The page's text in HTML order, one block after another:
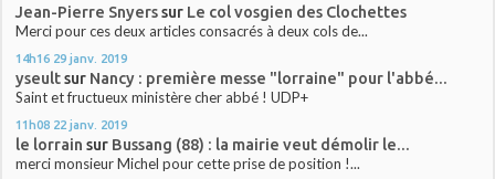
Jean-Pierre Snyerssur Le col vosgien des Clochettes
Merci pour ces deux articles consacrés à deux cols de...
14h16 29 janv. 2019
yseultsur Nancy : première messe "lorraine" pour l'abbé...
Saint et fructueux ministère cher abbé ! UDP+
11h08 22 janv. 2019
le lorrain sur Bussang (88) : la mairie veut démolir le...
merci monsieur Michel pour cette prise de position !...